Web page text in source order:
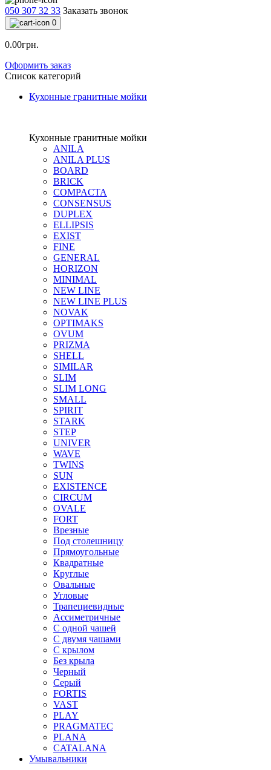
050 307 32 33 Заказать звонок
0
0.00грн.
Оформить заказ
Список категорий
Кухонные гранитные мойки
Кухонные гранитные мойки
ANILA
ANILA PLUS
BOARD
BRICK
COMPACTA
CONSENSUS
DUPLEX
ELLIPSIS
EXIST
FINE
GENERAL
HORIZON
MINIMAL
NEW LINE
NEW LINE PLUS
NOVAK
OPTIMAKS
OVUM
PRIZMA
SHELL
SIMILAR
SLIM
SLIM LONG
SMALL
SPIRIT
STARK
STEP
UNIVER
WAVE
TWINS
SUN
EXISTENCE
CIRCUM
OVALE
FORT
Врезные
Под столешницу
Прямоугольные
Квадратные
Круглые
Овальные
Угловые
Трапециевидные
Ассиметричные
С одной чашей
С двумя чашами
С крылом
Без крыла
Черный
Серый
FORTIS
VAST
PLAY
PRAGMATEC
PLANA
CATALANA
Умывальники